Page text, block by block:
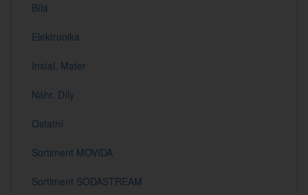
Bílá
Elektronika
Instal. Mater
Náhr. Díly
Ostatní
Sortiment MOVIDA
Sortiment SODASTREAM